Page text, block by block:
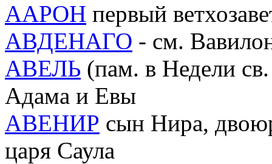
ААРОН первый
АВДЕНАГО - см.
АВЕЛЬ (пам. в Недели
Адама и Евы
АВЕНИР сын Нира,
царя Саула